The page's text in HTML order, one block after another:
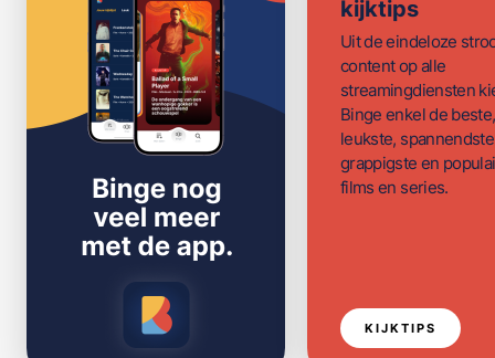
kijktips
Uit de eindeloze
content op alle
streamingdiensten
Binge enkel de beste,
leukste,
grappigste en
films en series.
KIJKTIPS